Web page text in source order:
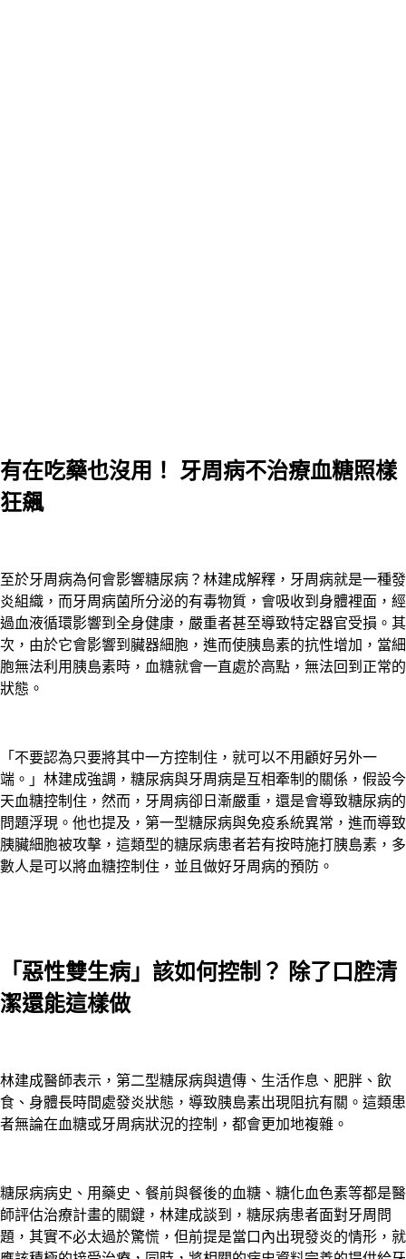
有在吃藥也沒用！ 牙周病不治療血糖照樣
狂飆
至於牙周病為何會影響糖尿病？林建成解釋，牙周病就是一種發
炎組織，而牙周病菌所分泌的有毒物質，會吸收到身體裡面，經
過血液循環影響到全身健康，嚴重者甚至導致特定器官受損。其
次，由於它會影響到臟器細胞，進而使胰島素的抗性增加，當細
胞無法利用胰島素時，血糖就會一直處於高點，無法回到正常的
狀態。
「不要認為只要將其中一方控制住，就可以不用顧好另外一
端。」林建成強調，糖尿病與牙周病是互相牽制的關係，假設今
天血糖控制住，然而，牙周病卻日漸嚴重，還是會導致糖尿病的
問題浮現。他也提及，第一型糖尿病與免疫系統異常，進而導致
胰臟細胞被攻擊，這類型的糖尿病患者若有按時施打胰島素，多
數人是可以將血糖控制住，並且做好牙周病的預防。
「惡性雙生病」該如何控制？ 除了口腔清
潔還能這樣做
林建成醫師表示，第二型糖尿病與遺傳、生活作息、肥胖、飲
食、身體長時間處發炎狀態，導致胰島素出現阻抗有關。這類患
者無論在血糖或牙周病狀況的控制，都會更加地複雜。
糖尿病病史、用藥史、餐前與餐後的血糖、糖化血色素等都是醫
師評估治療計畫的關鍵，林建成談到，糖尿病患者面對牙周問
題，其實不必太過於驚慌，但前提是當口內出現發炎的情形，就